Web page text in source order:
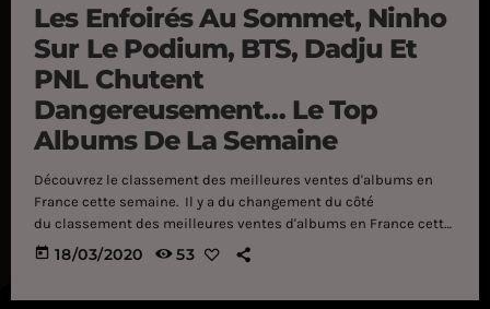
Les Enfoirés Au Sommet, Ninho
Sur Le Podium, BTS, Dadju Et
PNL Chutent
Dangereusement… Le Top
Albums De La Semaine
Découvrez le classement des meilleures ventes d'albums en
France cette semaine. Il y a du changement du côté
du classement des meilleures ventes d'albums en France cette
semaine. Au sommet, ce sont Les Enfoirés qui s'imposent
avec Le Pari(s) des Enfoirés. Ninho fait une belle entrée sur la
today 18/03/2020 53